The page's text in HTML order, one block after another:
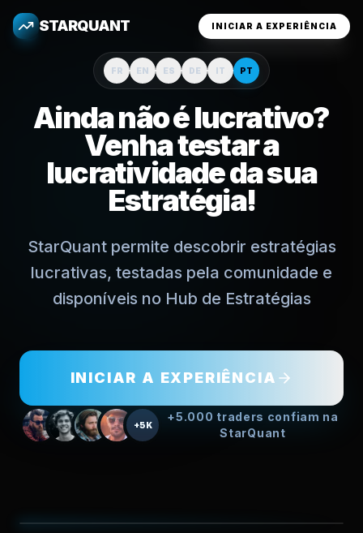
STARQUANT INICIAR A EXPERIÊNCIA
FR EN ES DE IT PT
Ainda não é lucrativo?
Venha testar a
lucratividade da sua
Estratégia!
StarQuant permite descobrir estratégias
lucrativas, testadas pela comunidade e
disponíveis no Hub de Estratégias
INICIAR A EXPERIÊNCIA
+5K
+5.000 traders confiam na
StarQuant
VISUALIZAÇÃO DA INTERFACE